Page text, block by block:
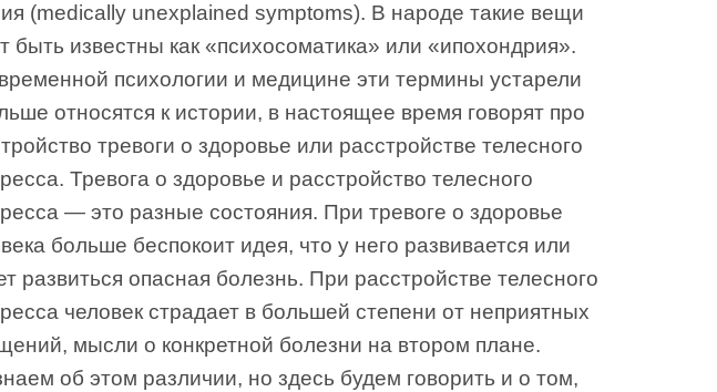
(medically unexplained symptoms). В народе такие вещи
быть известны как «психосоматика» или «ипохондрия».
психологии и медицине эти термины устарели
относятся к истории, в настоящее время говорят про
тревоги о здоровье или расстройстве телесного
Тревога о здоровье и расстройство телесного
— это разные состояния. При тревоге о здоровье
больше беспокоит идея, что у него развивается или
развиться опасная болезнь. При расстройстве телесного
человек страдает в большей степени от неприятных
мысли о конкретной болезни на втором плане.
об этом различии, но здесь будем говорить и о том,